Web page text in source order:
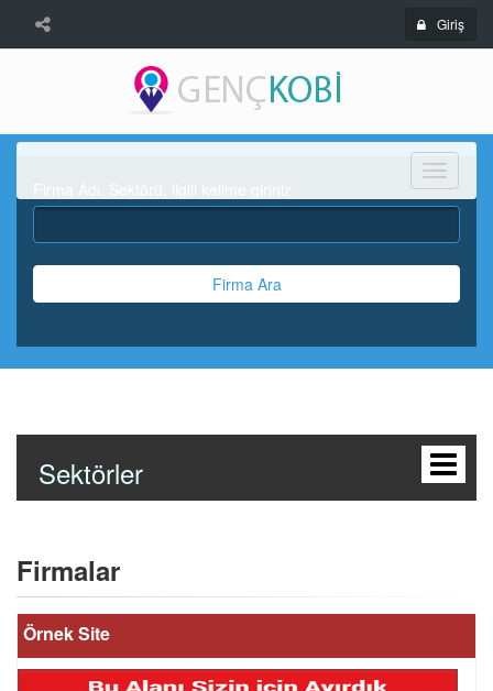
Giriş
Menü
Firma Ara
Sektörler
Firmalar
Örnek Site